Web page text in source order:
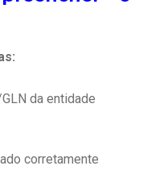
da entidade
corretamente